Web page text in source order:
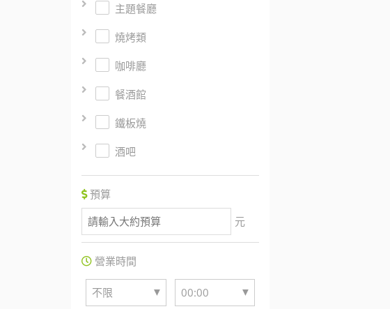
主題餐廳
燒烤類
咖啡廳
餐酒館
鐵板燒
酒吧
預算
元
營業時間
不限 ▼ 00:00 ▼